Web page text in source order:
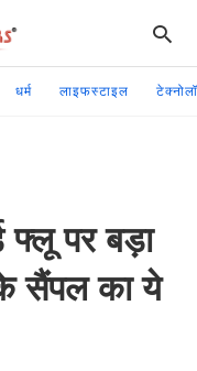
धर्म लाइफस्टाइल
फ्लू पर बड़ा
सैंपल का ये